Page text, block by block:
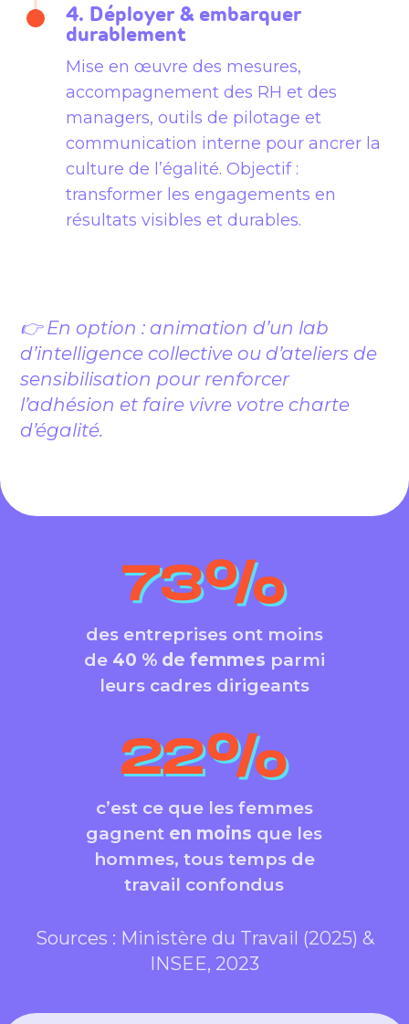
4. Déployer & embarquer
durablement
Mise en œuvre des mesures,
accompagnement des RH et des
managers, outils de pilotage et
communication interne pour ancrer la
culture de l’égalité. Objectif :
transformer les engagements en
résultats visibles et durables.
👉 En option : animation d’un lab
d’intelligence collective ou d’ateliers de
sensibilisation pour renforcer
l’adhésion et faire vivre votre charte
d’égalité.
73%
des entreprises ont moins
de 40 % de femmes parmi
leurs cadres dirigeants
22%
c’est ce que les femmes
gagnent en moins que les
hommes, tous temps de
travail confondus
Sources : Ministère du Travail (2025) &
INSEE, 2023